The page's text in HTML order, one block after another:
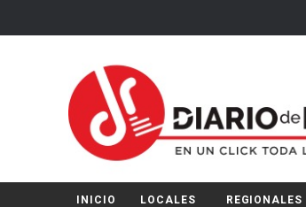
INICIO LOCALES REGIONALES